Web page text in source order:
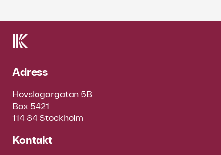
Adress
Hovslagargatan 5B
Box 5421
114 84 Stockholm
Kontakt